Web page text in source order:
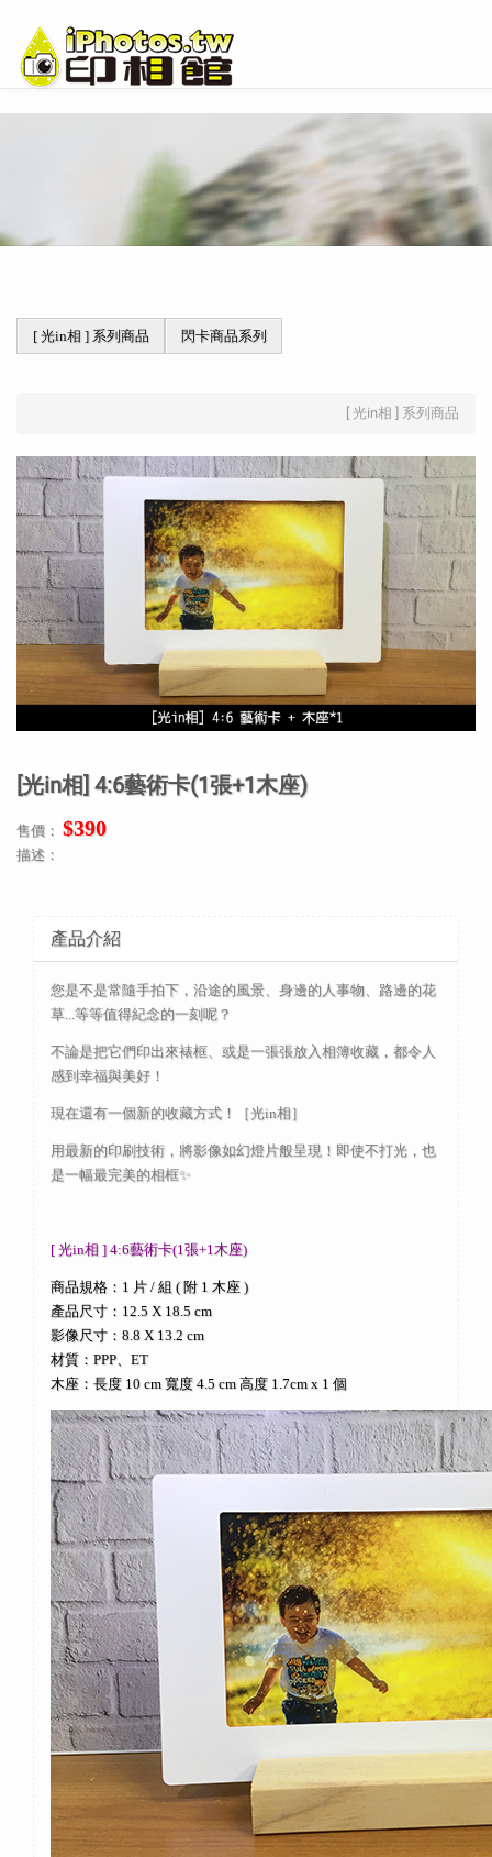
[ 光in相 ] 系列商品 閃卡商品系列
[ 光in相 ] 系列商品
[光in相] 4:6藝術卡(1張+1木座)
售價： $390
描述：
產品介紹
您是不是常隨手拍下，沿途的風景、身邊的人事物、路邊的花
草...等等值得紀念的一刻呢？
不論是把它們印出來裱框、或是一張張放入相簿收藏，都令人
感到幸福與美好！
現在還有一個新的收藏方式！［光in相］
用最新的印刷技術，將影像如幻燈片般呈現！即使不打光，也
是一幅最完美的相框✨
[ 光in相 ] 4:6藝術卡(1張+1木座)
商品規格：1 片 / 組 ( 附 1 木座 )
產品尺寸：12.5 X 18.5 cm
影像尺寸：8.8 X 13.2 cm
材質：PPP、ET
木座：長度 10 cm 寬度 4.5 cm 高度 1.7cm x 1 個